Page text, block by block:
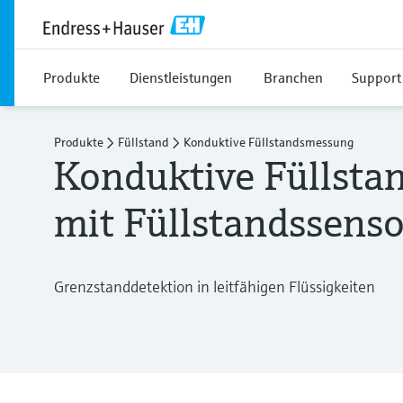
Produkte Dienstleistungen Branchen Support
Produkte Füllstand Konduktive Füllstandsmessung
Konduktive
mit
Grenzstanddetektion in leitfähigen Flüssigkeiten